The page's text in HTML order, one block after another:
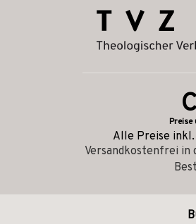
Preise
Alle Preise
Versandkostenfrei in